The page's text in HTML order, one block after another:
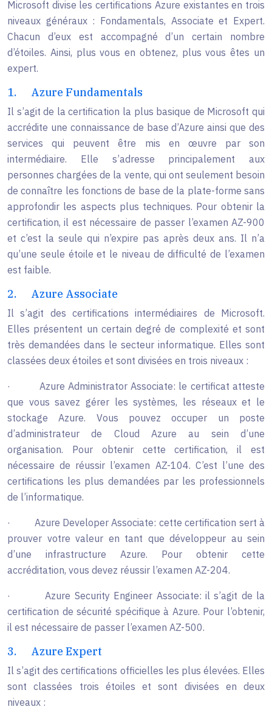
Microsoft divise les certifications Azure existantes en trois
niveaux généraux : Fondamentals, Associate et Expert.
Chacun d’eux est accompagné d’un certain nombre
d’étoiles. Ainsi, plus vous en obtenez, plus vous êtes un
expert.
1. Azure Fundamentals
Il s’agit de la certification la plus basique de Microsoft qui
accrédite une connaissance de base d’Azure ainsi que des
services qui peuvent être mis en œuvre par son
intermédiaire. Elle s’adresse principalement aux
personnes chargées de la vente, qui ont seulement besoin
de connaître les fonctions de base de la plate-forme sans
approfondir les aspects plus techniques. Pour obtenir la
certification, il est nécessaire de passer l’examen AZ-900
et c’est la seule qui n’expire pas après deux ans. Il n’a
qu’une seule étoile et le niveau de difficulté de l’examen
est faible.
2. Azure Associate
Il s’agit des certifications intermédiaires de Microsoft.
Elles présentent un certain degré de complexité et sont
très demandées dans le secteur informatique. Elles sont
classées deux étoiles et sont divisées en trois niveaux :
·
Azure Administrator Associate: le certificat atteste
que vous savez gérer les systèmes, les réseaux et le
stockage Azure. Vous pouvez occuper un poste
d’administrateur de Cloud Azure au sein d’une
organisation. Pour obtenir cette certification, il est
nécessaire de réussir l’examen AZ-104. C’est l’une des
certifications les plus demandées par les professionnels
de l’informatique.
·
Azure Developer Associate: cette certification sert à
prouver votre valeur en tant que développeur au sein
d’une infrastructure Azure. Pour obtenir cette
accréditation, vous devez réussir l’examen AZ-204.
·
Azure Security Engineer Associate: il s’agit de la
certification de sécurité spécifique à Azure. Pour l’obtenir,
il est nécessaire de passer l’examen AZ-500.
3. Azure Expert
Il s’agit des certifications officielles les plus élevées. Elles
sont classées trois étoiles et sont divisées en deux
niveaux :